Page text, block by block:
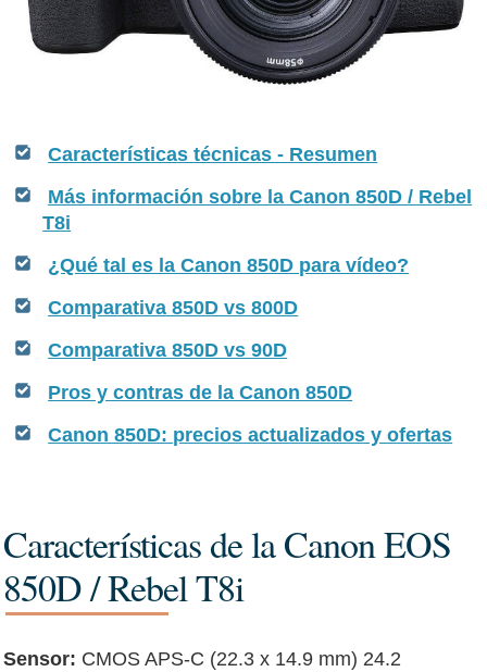
Características técnicas - Resumen
Más información sobre la Canon 850D / Rebel
T8i
¿Qué tal es la Canon 850D para vídeo?
Comparativa 850D vs 800D
Comparativa 850D vs 90D
Pros y contras de la Canon 850D
Canon 850D: precios actualizados y ofertas
Características de la Canon EOS
850D / Rebel T8i
Sensor: CMOS APS-C (22.3 x 14.9 mm) 24.2